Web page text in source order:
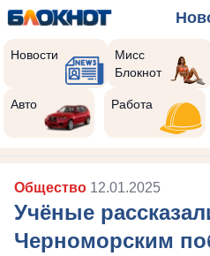
Новости
Мисс
Блокнот
Авто Работа
Общество 12.01.2025
Учёные
Черноморским